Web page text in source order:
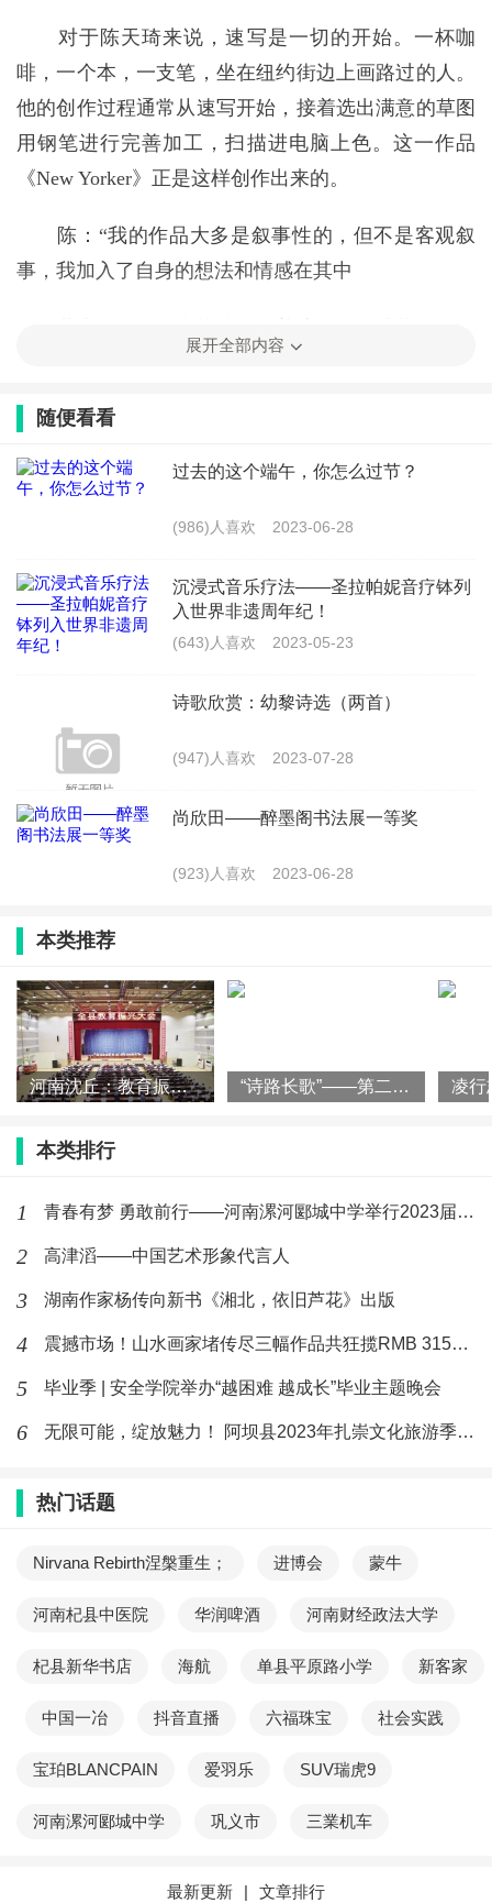
对于陈天琦来说，速写是一切的开始。一杯咖
啡，一个本，一支笔，坐在纽约街边上画路过的人。
他的创作过程通常从速写开始，接着选出满意的草图
用钢笔进行完善加工，扫描进电脑上色。这一作品
《New Yorker》正是这样创作出来的。
陈：“我的作品大多是叙事性的，但不是客观叙
事，我加入了自身的想法和情感在其中
Subway Creatures, 2022
看着无数人为明天的成功而努力拼搏，陈天琦想
神奇的地方。
陈：“在纽约地铁里，你可以看到流浪汉和华尔
奔跑的华丽半裸男人;即便是疲惫的鸽子也可以偶尔
搭个便车。这是一座充满包容的城市，在这里你看到
什么都不足以惊讶。”
Underground Story, 2023
这个系列的作品受到Instagram自媒体账号Subway
Creatures的启发，它收集了发生在纽约地铁里各种各
样的趣事。
陈：“不论是闲暇时光还是紧张的工作中，看到
这些趣事总能让人会心一笑。我希望我的作品也能给
人这样的感觉。”
Rebel Witches Tarot Card Deck, 2023
才全部完成。这一套卡片的主题是叛逆者，不墨守成
文艺作品中出现的具有代表性的独立女性。这些女性
物。她们有勇气反对世俗的看法并坚决捍卫自己的声
音。这是艺术家陈天琦耗时最长的作品之一，同样也
在意大利与美国发售。
City & State Magazine cover, 2023
陈天琦与纽约出版社City & State杂志合作的封面
展开全部内容
随便看看
过去的这个端午，你怎么过节？
(986)人喜欢 2023-06-28
沉浸式音乐疗法——圣拉帕妮音疗钵列
入世界非遗周年纪！
(643)人喜欢 2023-05-23
诗歌欣赏：幼黎诗选（两首）
(947)人喜欢 2023-07-28
尚欣田——醉墨阁书法展一等奖
(923)人喜欢 2023-06-28
本类推荐
河南沈丘：教育振兴春潮涌 “诗路长歌”——第二届长三角中国画名家邀请展将于台州启幕
本类排行
1 青春有梦 勇敢前行——河南漯河郾城中学举行2023届九年级学
2 高津滔——中国艺术形象代言人
3 湖南作家杨传向新书《湘北，依旧芦花》出版
4 震撼市场！山水画家堵传尽三幅作品共狂揽RMB 315万高价，
5 毕业季 | 安全学院举办“越困难 越成长”毕业主题晚会
6 无限可能，绽放魅力！ 阿坝县2023年扎崇文化旅游季在蓉启动
热门话题
Nirvana Rebirth涅槃重生； 进博会 蒙牛
河南杞县中医院 华润啤酒 河南财经政法大学
杞县新华书店 海航 单县平原路小学 新客家
中国一冶 抖音直播 六福珠宝 社会实践
宝珀BLANCPAIN 爱羽乐 SUV瑞虎9
河南漯河郾城中学 巩义市 三業机车
最新更新 | 文章排行